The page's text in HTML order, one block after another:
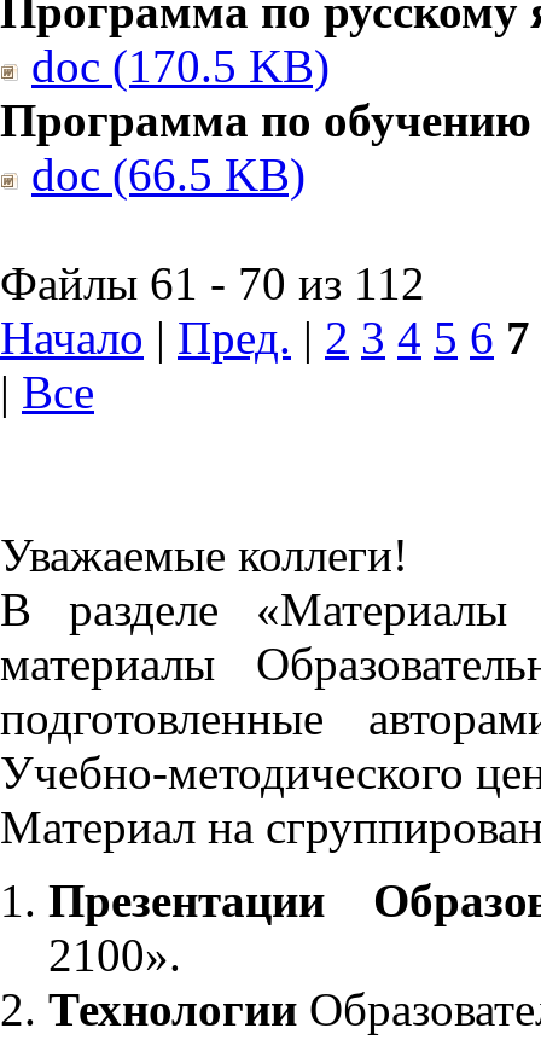
Программа по русскому
doc (170.5 KB)
Программа по обучению
doc (66.5 KB)
Файлы 61 - 70 из 112
Начало | Пред. | 2 3 4 5 6 7
| Все
Уважаемые коллеги!
В разделе «Материалы
материалы
подготовленные
Учебно-методического
Материал на
Презентации
2100».
Технологии